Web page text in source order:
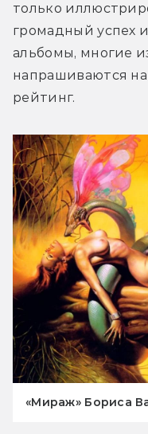
только
громадный успех
альбомы, многие
напрашиваются
рейтинг.
«Мираж» Бориса